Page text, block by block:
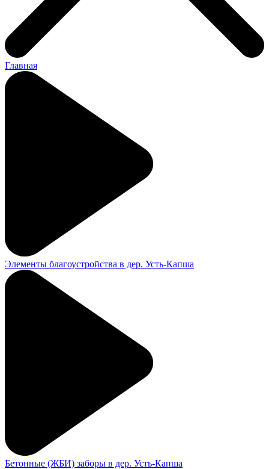
Главная
Элементы благоустройства в дер. Усть-Капша
Бетонные (ЖБИ) заборы в дер. Усть-Капша